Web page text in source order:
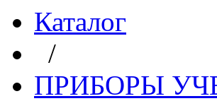
Каталог
/
ПРИБОРЫ